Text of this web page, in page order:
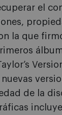
el
la que
de la